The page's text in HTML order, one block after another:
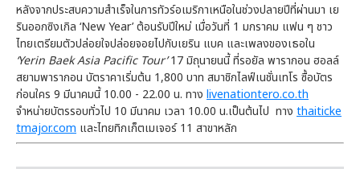
หลังจากประสบความสำเร็จในการทัวร์อเมริกาเหนือในช่วงปลายปีที่ผ่านมา เย
รินออกซิงเกิล ‘New Year’ ต้อนรับปีใหม่ เมื่อวันที่ 1 มกราคม แฟน ๆ ชาว
ไทยเตรียมตัวปล่อยใจปล่อยจอยไปกับเยริน แบค และเพลงของเธอใน
‘Yerin Baek Asia Pacific Tour’17 มิถุนายนนี้ ที่รอยัล พารากอน ฮอลล์
สยามพารากอน บัตราคาเริ่มต้น 1,800 บาท สมาชิกไลฟ์เนชั่นเทโร ซื้อบัตร
ก่อนใคร 9 มีนาคมนี้ 10.00 - 22.00 น. ทาง livenationtero.co.th
จำหน่ายบัตรรอบทั่วไป 10 มีนาคม เวลา 10.00 น.เป็นต้นไป ทาง thaiticke
tmajor.com และไทยทิกเก็ตเมเจอร์ 11 สาขาหลัก